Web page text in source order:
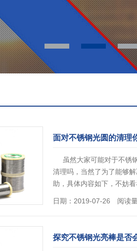
面对不锈钢光圆的清理
虽然大家可能对于不锈
清理吗，当然了为了能够
助，具体内容如下，不妨
日期：2019-07-26 阅读
探究不锈钢光亮棒是否